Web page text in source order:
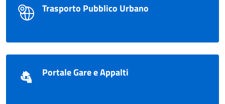
Trasporto Pubblico Urbano
Portale Gare e Appalti